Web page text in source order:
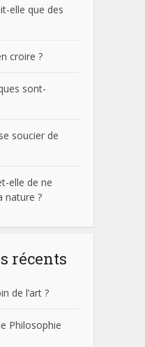
elle que des
croire ?
sont-
soucier de
elle de ne
nature ?
récents
de l’art ?
Philosophie